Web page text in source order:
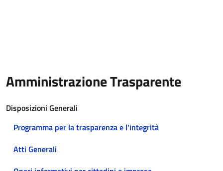
Amministrazione Trasparente
Disposizioni Generali
Programma per la trasparenza e l’integrità
Atti Generali